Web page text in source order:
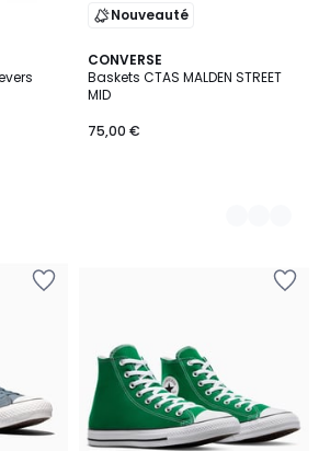
Nouveauté
CONVERSE
Baskets CTAS MALDEN STREET
MID
75,00 €
2
Couleurs